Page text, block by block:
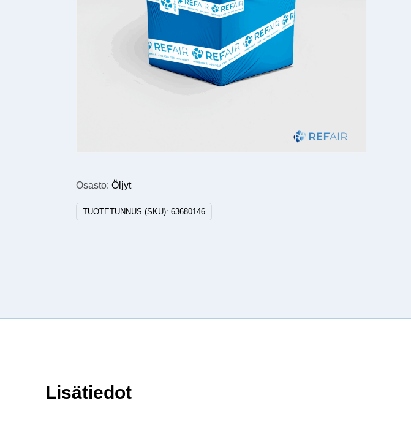
Osasto:Öljyt
TUOTETUNNUS (SKU):63680146
Lisätiedot